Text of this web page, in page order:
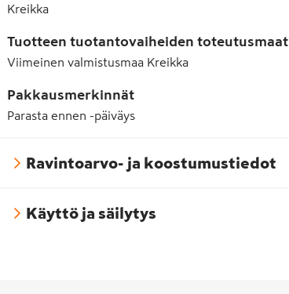
Kreikka
Tuotteen tuotantovaiheiden toteutusmaat
Viimeinen valmistusmaa Kreikka
Pakkausmerkinnät
Parasta ennen -päiväys
Ravintoarvo- ja koostumustiedot
Käyttö ja säilytys